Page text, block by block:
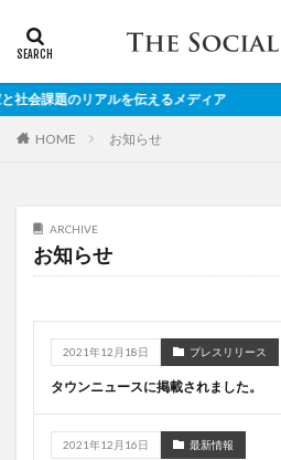
課題のリアルを伝えるメディア
HOME お知らせ
ARCHIVE
お知らせ
2021年12月18日 プレスリリース
タウンニュースに掲載されました。
2021年12月16日 最新情報